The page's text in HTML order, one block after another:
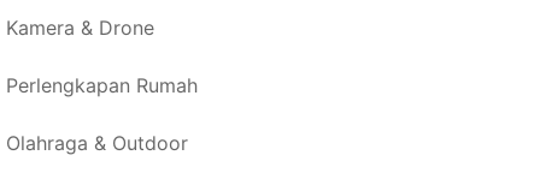
Kamera & Drone
Perlengkapan Rumah
Olahraga & Outdoor